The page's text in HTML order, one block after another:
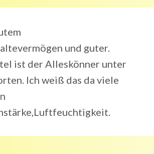
und guter.
ist der Alleskönner unter
Ich weiß das da viele